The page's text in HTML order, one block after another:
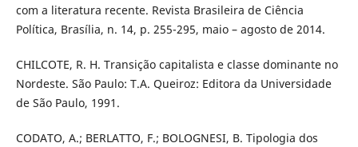
com a literatura recente. Revista Brasileira de Ciência
Política, Brasília, n. 14, p. 255-295, maio – agosto de 2014.
CHILCOTE, R. H. Transição capitalista e classe dominante no
Nordeste. São Paulo: T.A. Queiroz: Editora da Universidade
de São Paulo, 1991.
CODATO, A.; BERLATTO, F.; BOLOGNESI, B. Tipologia dos